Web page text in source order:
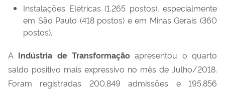
Instalações Elétricas (1.265 postos), especialmente
em São Paulo (418 postos) e em Minas Gerais (360
postos).
A Indústria de Transformação apresentou o quarto
saldo positivo mais expressivo no mês de Julho/2018.
Foram registradas 200.849 admissões e 195.856